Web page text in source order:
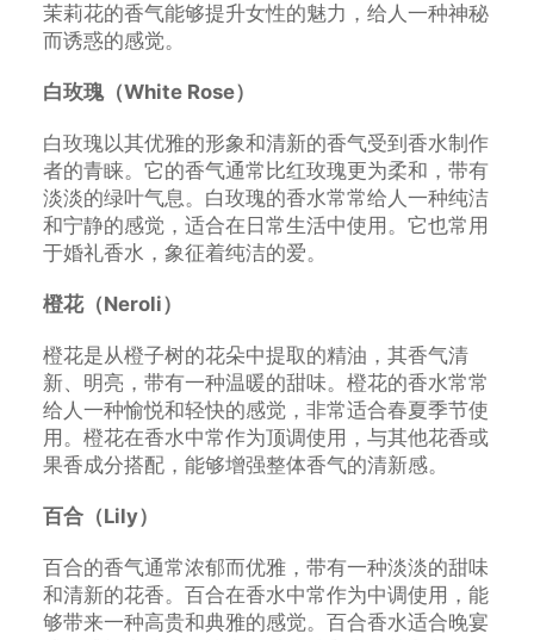
茉莉花的香气能够提升女性的魅力，给人一种神秘
而诱惑的感觉。
白玫瑰（White Rose）
白玫瑰以其优雅的形象和清新的香气受到香水制作
者的青睐。它的香气通常比红玫瑰更为柔和，带有
淡淡的绿叶气息。白玫瑰的香水常常给人一种纯洁
和宁静的感觉，适合在日常生活中使用。它也常用
于婚礼香水，象征着纯洁的爱。
橙花（Neroli）
橙花是从橙子树的花朵中提取的精油，其香气清
新、明亮，带有一种温暖的甜味。橙花的香水常常
给人一种愉悦和轻快的感觉，非常适合春夏季节使
用。橙花在香水中常作为顶调使用，与其他花香或
果香成分搭配，能够增强整体香气的清新感。
百合（Lily）
百合的香气通常浓郁而优雅，带有一种淡淡的甜味
和清新的花香。百合在香水中常作为中调使用，能
够带来一种高贵和典雅的感觉。百合香水适合晚宴